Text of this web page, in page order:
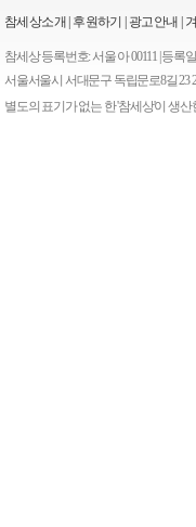
참세상소개 후원하기 광고안내
참세상 등록번호: 서울 아 00111 | 등록
서울서울시 서대문구 독립문로8길 23
별도의 표기가 없는 한 '참세상'이 생